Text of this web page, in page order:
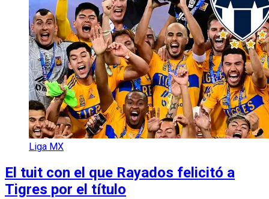
Liga MX
El tuit con el que Rayados felicitó a
Tigres por el título